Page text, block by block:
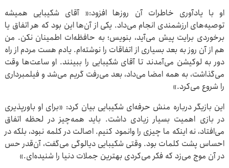
او با یادآوری خاطرات آن روزها افزود:« آقای شکیبایی همیشه
توصیه‌های ارزشمندی انجام می‌داد. یکی از آن‌ها این بود که هر اتفاق یا
برخوردی برایت پیش می‌آید، بنویس؛ به حافظه‌ات اطمینان نکن. من
هم از آن روز به بعد بسیاری از اتفاقات را نوشته‌ام. یادم هست مردم از راه
دور به لوکیشن می‌آمدند تا آقای شکیبایی را ببینند. او ساعت‌ها وقت
می‌گذاشت، به همه امضا می‌داد، بعد می‌رفت گریم می‌شد و فیلمبرداری
را شروع می‌کرد.»
این بازیگر درباره منش حرفه‌ای شکیبایی بیان کرد: «برای او باورپذیری
در بازی اهمیت بسیار زیادی داشت. باید همه‌چیز در لحظه اتفاق
می‌افتاد، نه اینکه ما چیزی را وانمود کنیم. اصالت در کلمه نبود، بلکه در
احساس پشت کلمات بود. وقتی شکیبایی دیالوگی می‌گفت، آن‌قدر حس
در آن موج می‌زد که فکر می‌کردی بهترین جملات دنیا را شنیده‌ای.»